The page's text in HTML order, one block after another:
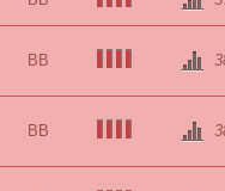
BB
BB